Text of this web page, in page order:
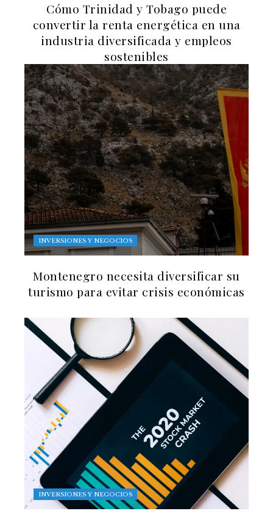
Cómo Trinidad y Tobago puede
convertir la renta energética en una
industria diversificada y empleos
sostenibles
INVERSIONES Y NEGOCIOS
Montenegro necesita diversificar su
turismo para evitar crisis económicas
INVERSIONES Y NEGOCIOS